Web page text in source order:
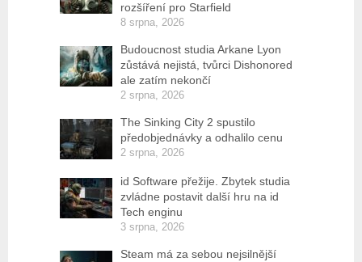
rozšíření pro Starfield
8 srpna, 2026
Budoucnost studia Arkane Lyon
zůstává nejistá, tvůrci Dishonored
ale zatím nekončí
2 srpna, 2026
The Sinking City 2 spustilo
předobjednávky a odhalilo cenu
2 srpna, 2026
id Software přežije. Zbytek studia
zvládne postavit další hru na id
Tech enginu
3 srpna, 2026
Steam má za sebou nejsilnější